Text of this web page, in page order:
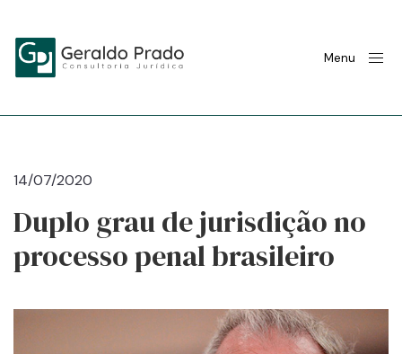
Menu
14/07/2020
Duplo grau de jurisdição no
processo penal brasileiro